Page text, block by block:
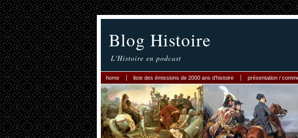
Blog Histoire
L'Histoire en podcast
home liste des émissions de 2000 ans d’histoire présentation /